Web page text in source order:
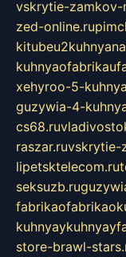
vskrytie-zamkov-
zed-online.ru
xehyroo-5-
guzywia-4-
cs68.ru
raszar.ruvskrytie-
lipetsktelecom.ru
seksuzb.ru
store-brawl-